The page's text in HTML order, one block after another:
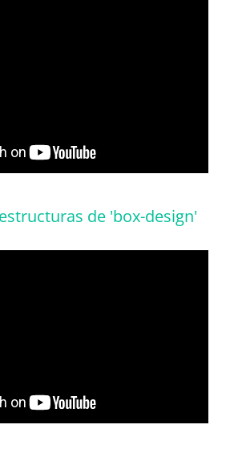
de 'box-design'